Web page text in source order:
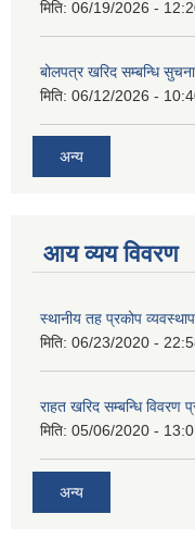
मिति: 06/19/2026 -
बोलपत्र खरिद सम्बन्धि
मिति: 06/12/2026 -
अन्य
आय व्यय विवरण
स्थानीय तह प्रकोप
मिति: 06/23/2020 -
राहत खरिद सम्बन्धि विवरण
मिति: 05/06/2020 -
अन्य